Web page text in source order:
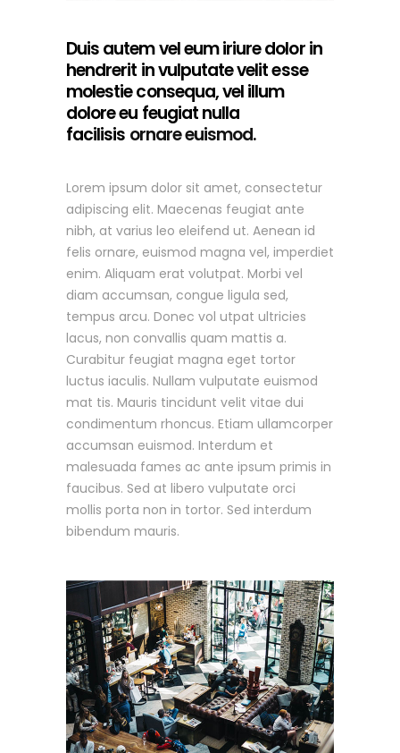
Duis autem vel eum iriure dolor in
hendrerit in vulputate velit esse
molestie consequa, vel illum
dolore eu feugiat nulla
facilisis ornare euismod.
Lorem ipsum dolor sit amet, consectetur
adipiscing elit. Maecenas feugiat ante
nibh, at varius leo eleifend ut. Aenean id
felis ornare, euismod magna vel, imperdiet
enim. Aliquam erat volutpat. Morbi vel
diam accumsan, congue ligula sed,
tempus arcu. Donec vol utpat ultricies
lacus, non convallis quam mattis a.
Curabitur feugiat magna eget tortor
luctus iaculis. Nullam vulputate euismod
mat tis. Mauris tincidunt velit vitae dui
condimentum rhoncus. Etiam ullamcorper
accumsan euismod. Interdum et
malesuada fames ac ante ipsum primis in
faucibus. Sed at libero vulputate orci
mollis porta non in tortor. Sed interdum
bibendum mauris.